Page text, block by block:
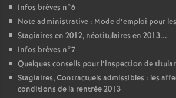
Infos brèves n°6
Note administrative : Mode d’emploi pour
Stagiaires en 2012, néotitulaires en 2013...
Infos brèves n°7
Quelques conseils pour l’inspection de
Stagiaires, Contractuels admissibles : les
conditions de la rentrée 2013